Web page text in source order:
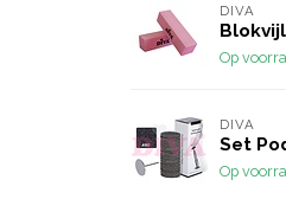
DIVA
Op
DIVA
Set
Op